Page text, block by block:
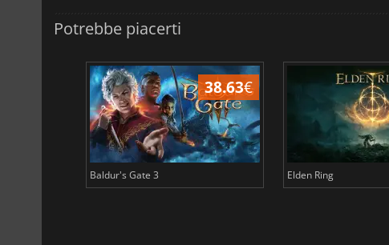
Potrebbe piacerti
38.63€
Baldur's Gate 3 Elden Ring